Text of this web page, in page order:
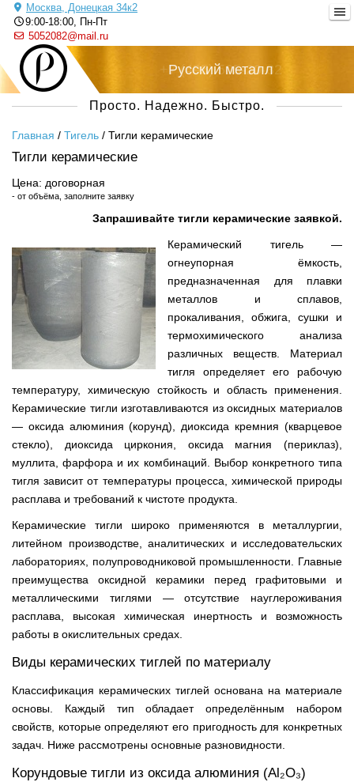
Москва, Донецкая 34к2
9:00-18:00, Пн-Пт
5052082@mail.ru
Русский металл
+7 (495) 505-20-82
Просто. Надежно. Быстро.
Главная / Тигель / Тигли керамические
Тигли керамические
Цена: договорная
- от объёма, заполните заявку
Запрашивайте тигли керамические заявкой.
Керамический тигель —
огнеупорная ёмкость,
предназначенная для плавки
металлов и сплавов,
прокаливания, обжига, сушки и
термохимического анализа
различных веществ. Материал
тигля определяет его рабочую
температуру, химическую стойкость и область применения.
Керамические тигли изготавливаются из оксидных материалов
— оксида алюминия (корунд), диоксида кремния (кварцевое
стекло), диоксида циркония, оксида магния (периклаз),
муллита, фарфора и их комбинаций. Выбор конкретного типа
тигля зависит от температуры процесса, химической природы
расплава и требований к чистоте продукта.
Керамические тигли широко применяются в металлургии,
литейном производстве, аналитических и исследовательских
лабораториях, полупроводниковой промышленности. Главные
преимущества оксидной керамики перед графитовыми и
металлическими тиглями — отсутствие науглероживания
расплава, высокая химическая инертность и возможность
работы в окислительных средах.
Виды керамических тиглей по материалу
Классификация керамических тиглей основана на материале
основы. Каждый тип обладает определённым набором
свойств, которые определяют его пригодность для конкретных
задач. Ниже рассмотрены основные разновидности.
Корундовые тигли из оксида алюминия (Al₂O₃)